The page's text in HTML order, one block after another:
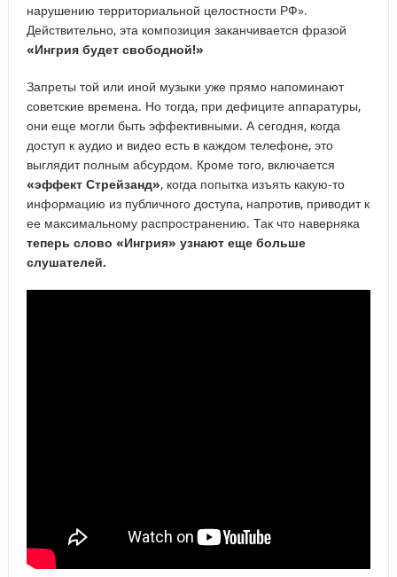
нарушению территориальной целостности РФ».
Действительно, эта композиция заканчивается фразой
«Ингрия будет свободной!»
Запреты той или иной музыки уже прямо напоминают
советские времена. Но тогда, при дефиците аппаратуры,
они еще могли быть эффективными. А сегодня, когда
доступ к аудио и видео есть в каждом телефоне, это
выглядит полным абсурдом. Кроме того, включается
«эффект Стрейзанд», когда попытка изъять какую-то
информацию из публичного доступа, напротив, приводит к
ее максимальному распространению. Так что наверняка
теперь слово «Ингрия» узнают еще больше
слушателей.